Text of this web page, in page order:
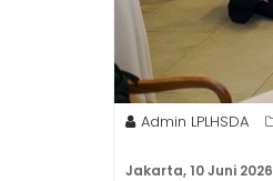
Admin LPLHSDA
Jakarta, 10 Juni 2026